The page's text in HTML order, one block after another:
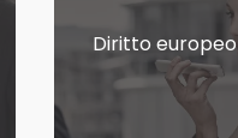
Diritto europeo